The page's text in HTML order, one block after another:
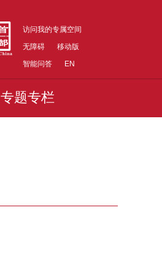
访问我的专属空间
无障碍
移动版
智能问答
EN
专题专栏